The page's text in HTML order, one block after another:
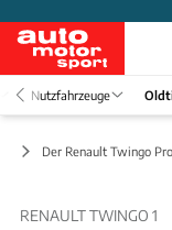
Nutzfahrzeuge
Der Renault Twingo
RENAULT TWINGO 1